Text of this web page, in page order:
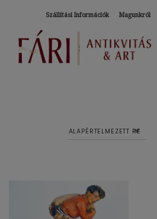
Szállítási Információk Magunkról